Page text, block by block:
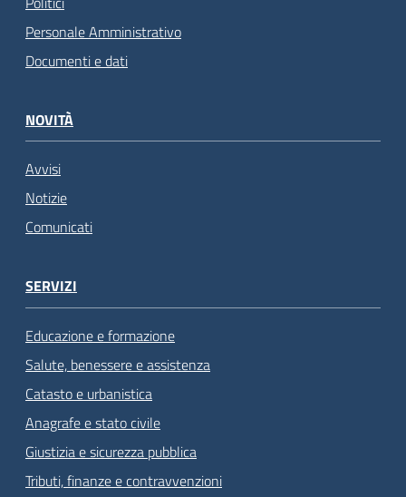
Personale Amministrativo
Documenti e dati
NOVITÀ
Avvisi
Notizie
Comunicati
SERVIZI
Educazione e formazione
Salute, benessere e assistenza
Catasto e urbanistica
Anagrafe e stato civile
Giustizia e sicurezza pubblica
Tributi, finanze e contravvenzioni